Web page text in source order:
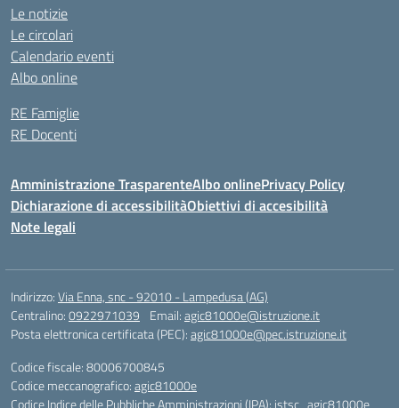
Le notizie
Le circolari
Calendario eventi
Albo online
RE Famiglie
RE Docenti
Amministrazione TrasparenteAlbo onlinePrivacy Policy
Dichiarazione di accessibilitàObiettivi di accesibilità
Note legali
Indirizzo:Via Enna, snc - 92010 - Lampedusa (AG)
Centralino:0922971039 Email:agic81000e@istruzione.it
Posta elettronica certificata (PEC):agic81000e@pec.istruzione.it
Codice fiscale: 80006700845
Codice meccanografico:agic81000e
Codice Indice delle Pubbliche Amministrazioni (IPA): istsc_agic81000e